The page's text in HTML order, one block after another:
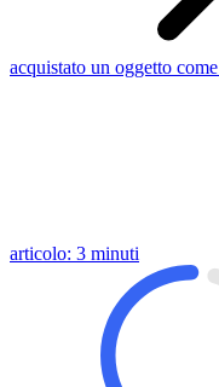
acquistato un oggetto
articolo: 3 minuti